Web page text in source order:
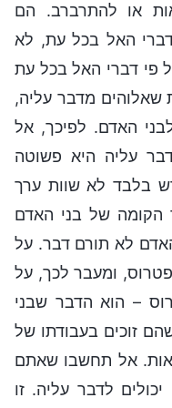
או להתרברב. הם
דברי האל בכל עת, לא
פי דברי האל בכל עת
שאלוהים מדבר עליה,
האדם. לפיכך, אל
עליה היא פשוטה
בלבד לא שוות ערך
הקומה של בני האדם
לא תורם דבר. על
ומעבר לכך, על
– הוא הדבר שבני
זוכים בעבודתו של
אל תחשבו שאתם
לדבר עליה. זו